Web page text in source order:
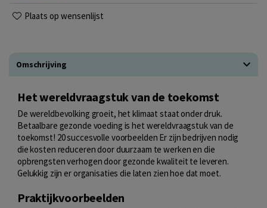
Plaats op wensenlijst
Omschrijving
Het wereldvraagstuk van de toekomst
De wereldbevolking groeit, het klimaat staat onder druk.
Betaalbare gezonde voeding is het wereldvraagstuk van de
toekomst! 20 succesvolle voorbeelden Er zijn bedrijven nodig
die kosten reduceren door duurzaam te werken en die
opbrengsten verhogen door gezonde kwaliteit te leveren.
Gelukkig zijn er organisaties die laten zien hoe dat moet.
Praktijkvoorbeelden